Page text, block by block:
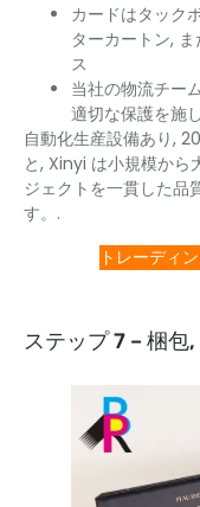
カードはタック
ターカートン,
ス
当社の物流チー
適切な保護を施
自動化生産設備あり,
と, Xinyi は小規模から
ジェクトを一貫した品
す。.
トレーディ
ステップ 7 – 梱包